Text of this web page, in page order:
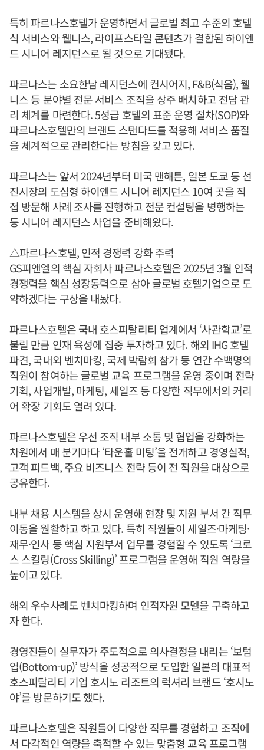
특히 파르나스호텔가 운영하면서 글로벌 최고 수준의 호텔
식 서비스와 웰니스, 라이프스타일 콘텐츠가 결합된 하이엔
드 시니어 레지던스로 될 것으로 기대됐다.
파르나스는 소요한남 레지던스에 컨시어지, F&B(식음), 웰
니스 등 분야별 전문 서비스 조직을 상주 배치하고 전담 관
리 체계를 마련한다. 5성급 호텔의 표준 운영 절차(SOP)와
파르나스호텔만의 브랜드 스탠다드를 적용해 서비스 품질
을 체계적으로 관리한다는 방침을 갖고 있다.
파르나스는 앞서 2024년부터 미국 맨해튼, 일본 도쿄 등 선
진시장의 도심형 하이엔드 시니어 레지던스 10여 곳을 직
접 방문해 사례 조사를 진행하고 전문 컨설팅을 병행하는
등 시니어 레지던스 사업을 준비해왔다.
△파르나스호텔, 인적 경쟁력 강화 주력
GS피앤엘의 핵심 자회사 파르나스호텔은 2025년 3월 인적
경쟁력을 핵심 성장동력으로 삼아 글로벌 호텔기업으로 도
약하겠다는 구상을 내놨다.
파르나스호텔은 국내 호스피탈리티 업계에서 ‘사관학교’로
불릴 만큼 인재 육성에 집중 투자하고 있다. 해외 IHG 호텔
파견, 국내외 벤치마킹, 국제 박람회 참가 등 연간 수백명의
직원이 참여하는 글로벌 교육 프로그램을 운영 중이며 전략
기획, 사업개발, 마케팅, 세일즈 등 다양한 직무에서의 커리
어 확장 기회도 열려 있다.
파르나스호텔은 우선 조직 내부 소통 및 협업을 강화하는
차원에서 매 분기마다 ‘타운홀 미팅’을 전개하고 경영실적,
고객 피드백, 주요 비즈니스 전략 등이 전 직원을 대상으로
공유한다.
내부 채용 시스템을 상시 운영해 현장 및 지원 부서 간 직무
이동을 원활하고 하고 있다. 특히 직원들이 세일즈·마케팅·
재무·인사 등 핵심 지원부서 업무를 경험할 수 있도록 ‘크로
스 스킬링(Cross Skilling)’ 프로그램을 운영해 직원 역량을
높이고 있다.
해외 우수사례도 벤치마킹하며 인적자원 모델을 구축하고
자 한다.
경영진들이 실무자가 주도적으로 의사결정을 내리는 ‘보텀
업(Bottom-up)’ 방식을 성공적으로 도입한 일본의 대표적
호스피탈리티 기업 호시노 리조트의 럭셔리 브랜드 ‘호시노
야’를 방문하기도 했다.
파르나스호텔은 직원들이 다양한 직무를 경험하고 조직에
서 다각적인 역량을 축적할 수 있는 맞춤형 교육 프로그램